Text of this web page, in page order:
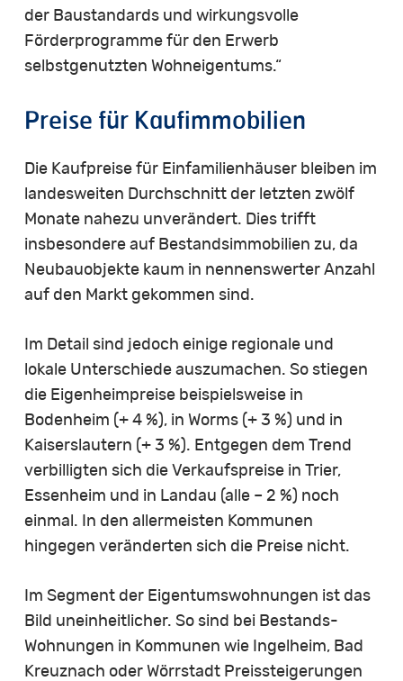
der Baustandards und wirkungsvolle
Förderprogramme für den Erwerb
selbstgenutzten Wohneigentums.“
Preise für Kaufimmobilien
Die Kaufpreise für Einfamilienhäuser bleiben im
landesweiten Durchschnitt der letzten zwölf
Monate nahezu unverändert. Dies trifft
insbesondere auf Bestandsimmobilien zu, da
Neubauobjekte kaum in nennenswerter Anzahl
auf den Markt gekommen sind.
Im Detail sind jedoch einige regionale und
lokale Unterschiede auszumachen. So stiegen
die Eigenheimpreise beispielsweise in
Bodenheim (+ 4 %), in Worms (+ 3 %) und in
Kaiserslautern (+ 3 %). Entgegen dem Trend
verbilligten sich die Verkaufspreise in Trier,
Essenheim und in Landau (alle – 2 %) noch
einmal. In den allermeisten Kommunen
hingegen veränderten sich die Preise nicht.
Im Segment der Eigentumswohnungen ist das
Bild uneinheitlicher. So sind bei Bestands-
Wohnungen in Kommunen wie Ingelheim, Bad
Kreuznach oder Wörrstadt Preissteigerungen